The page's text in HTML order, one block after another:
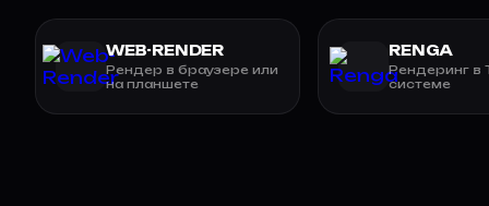
WEB-RENDER
Рендер в браузере или
на планшете
RENGA
Рендеринг в
системе